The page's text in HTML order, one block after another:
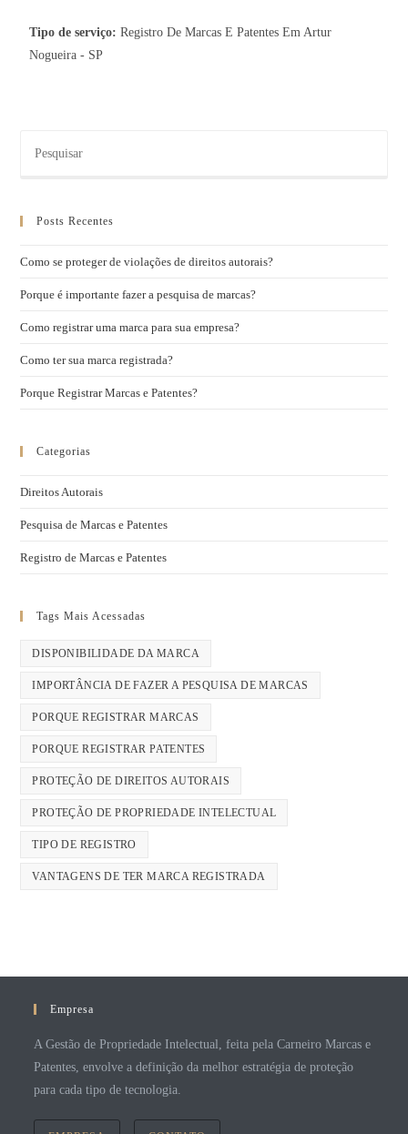
Tipo de serviço:Registro De Marcas E Patentes Em Artur
Nogueira - SP
Posts Recentes
Como se proteger de violações de direitos autorais?
Porque é importante fazer a pesquisa de marcas?
Como registrar uma marca para sua empresa?
Como ter sua marca registrada?
Porque Registrar Marcas e Patentes?
Categorias
Direitos Autorais
Pesquisa de Marcas e Patentes
Registro de Marcas e Patentes
Tags Mais Acessadas
DISPONIBILIDADE DA MARCA
IMPORTÂNCIA DE FAZER A PESQUISA DE MARCAS
PORQUE REGISTRAR MARCAS
PORQUE REGISTRAR PATENTES
PROTEÇÃO DE DIREITOS AUTORAIS
PROTEÇÃO DE PROPRIEDADE INTELECTUAL
TIPO DE REGISTRO
VANTAGENS DE TER MARCA REGISTRADA
Empresa
A Gestão de Propriedade Intelectual, feita pela Carneiro Marcas e
Patentes, envolve a definição da melhor estratégia de proteção
para cada tipo de tecnologia.